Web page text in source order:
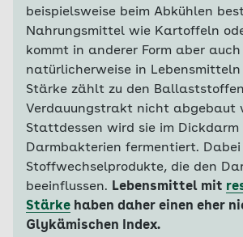
beispielsweise beim Abkühlen
Nahrungsmittel wie Kartoffeln
kommt in anderer Form aber auch
natürlicherweise in Lebensmitteln
Stärke zählt zu den
Verdauungstrakt nicht abgebaut
Stattdessen wird sie im Dickdarm
Darmbakterien fermentiert.
Stoffwechselprodukte, die den
beeinflussen. Lebensmittel mit
Stärke haben daher einen eher
Glykämischen Index.